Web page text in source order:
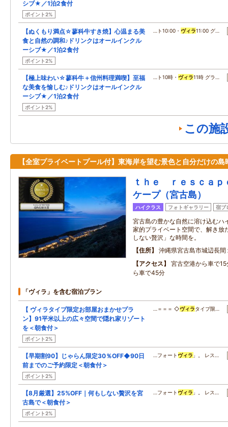
シブ★／1泊2食付
ポイント2%
【ぬくもり満点☆蓼科牛すき焼】心温まる美
食と自然の調和♪ドリンクはオールインクル
ーシブ★／1泊2食付
ポイント2%
…ト10:00・ ヴィラ11:00 グ…
【極上味わい☆蓼科牛＋信州料理満喫】至福
な美食を愉しむ♪ドリンクはオールインクル
ーシブ★／1泊2食付
ポイント2%
…ト10時・ ヴィラ11時 グラ…
この施
【全室プライベートプール付】東海岸を望む景色と自分だけの島
ｔｈｅ ｒｅｓｃａ
ケープ（宮古島）
ハイクラス フォトギャラリー 宿ブ
宮古島の豊かな自然に溶け込むハ
家的プライベート空間で、解き放
しない贅沢」な時間を。
住所
沖縄県宮古島市城辺長間
アクセス
宮古空港から車で
ら車で45分
「ヴィラ」を含む宿泊プラン
【 ヴィラタイプ限定お部屋おまかせプラ
ン】91平米以上の広々空間で隠れ家リゾート
を＜朝食付＞
ポイント2%
…＝＝＝ ◇ヴィラタイプ限…
【早期割90】じゃらん限定30％OFF◆90日
前までのご予約限定＜朝食付＞
ポイント2%
…フォート ヴィラ 」。 レス…
【8月厳選】25%OFF｜何もしない贅沢を宮
古島で＜朝食付＞
ポイント2%
…フォート ヴィラ 」。 レス…